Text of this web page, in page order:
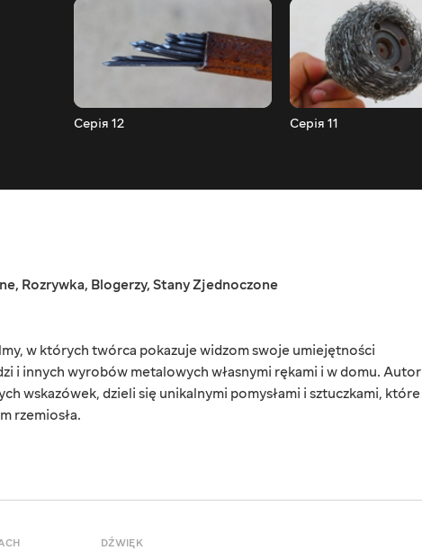
Серія 12 Серія 11
, Rozrywka, Blogerzy, Stany Zjednoczone
w których twórca pokazuje widzom swoje umiejętności
i innych wyrobów metalowych własnymi rękami i w domu. Autor
wskazówek, dzieli się unikalnymi pomysłami i sztuczkami, które
rzemiosła.
DŹWIĘK